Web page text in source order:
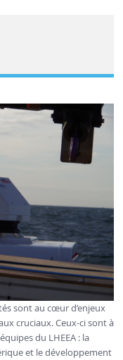
sont au cœur d’enjeux
cruciaux. Ceux-ci sont à
du LHEEA : la
et le développement